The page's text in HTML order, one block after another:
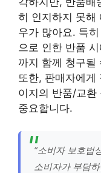
히 인지하지 못해
우가 많아요. 특히
으로 인한 반품
까지 함께 청구될
또한, 판매자에게
이지의 반품/교환
중요합니다.
“소비자 보호법
소비자가 부담